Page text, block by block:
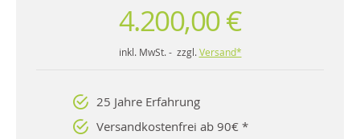
4.200,00 €
inkl. MwSt. - zzgl. Versand*
25 Jahre Erfahrung
Versandkostenfrei ab 90€ *